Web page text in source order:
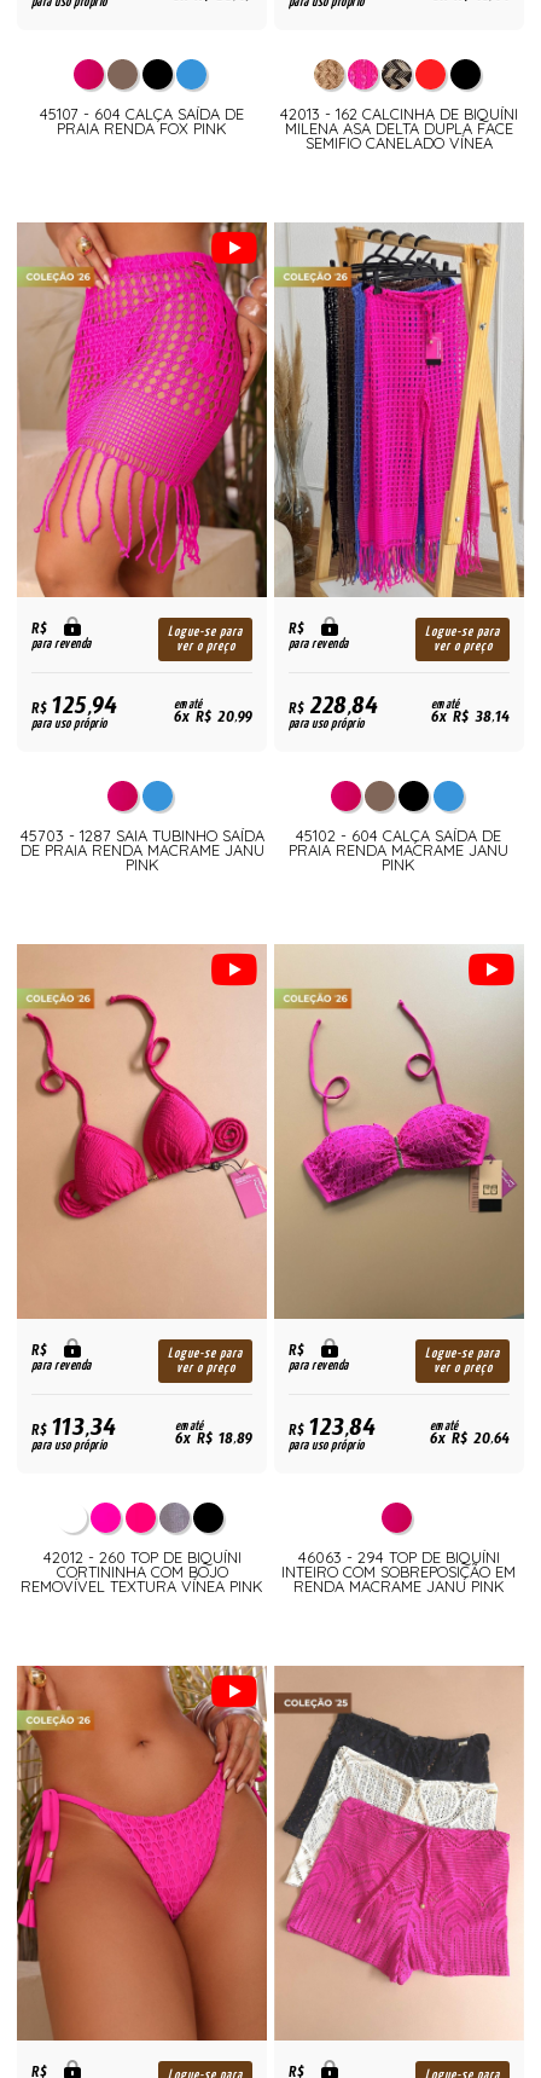
45107 - 604 CALÇA SAÍDA DE
PRAIA RENDA FOX PINK
42013 - 162 CALCINHA DE BIQUÍNI
MILENA ASA DELTA DUPLA FACE
SEMIFIO CANELADO VÍNEA
R$
para revenda
Logue-se para
ver o preço
R$125,94
para uso próprio
em até
6x R$ 20,99
45703 - 1287 SAIA TUBINHO SAÍDA
DE PRAIA RENDA MACRAME JANU
PINK
R$
para revenda
Logue-se para
ver o preço
R$228,84
para uso próprio
em até
6x R$ 38,14
45102 - 604 CALÇA SAÍDA DE
PRAIA RENDA MACRAME JANU
PINK
R$
para revenda
Logue-se para
ver o preço
R$113,34
para uso próprio
em até
6x R$ 18,89
42012 - 260 TOP DE BIQUÍNI
CORTININHA COM BOJO
REMOVÍVEL TEXTURA VÍNEA PINK
R$
para revenda
Logue-se para
ver o preço
R$123,84
para uso próprio
em até
6x R$ 20,64
46063 - 294 TOP DE BIQUÍNI
INTEIRO COM SOBREPOSIÇÃO EM
RENDA MACRAME JANU PINK
Logue-se para Logue-se para